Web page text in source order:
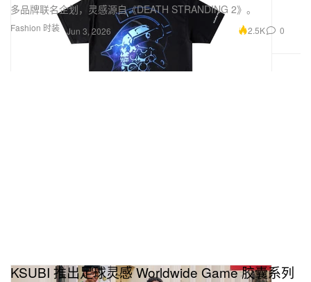
Fashion 时装
多品牌联名企划，灵感源自《DEATH STRANDING 2》。
Jun 3, 2026 2.5K 0
KSUBI 推出足球灵感 Worldwide Game 胶囊系列